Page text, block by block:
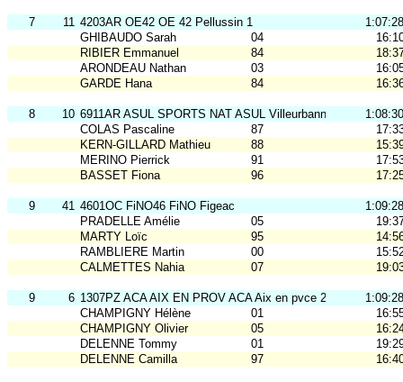
7 11 4203AR OE42 OE 42 Pellussin 1
1:07:28
GHIBAUDO Sarah
04
RIBIER Emmanuel
84
ARONDEAU Nathan
03
GARDE Hana
84
8 10 6911AR ASUL SPORTS NAT ASUL Villeurbanne 2
1:08:30
COLAS Pascaline
87
KERN-GILLARD Mathieu
88
MERINO Pierrick
91
BASSET Fiona
96
9 41 4601OC FiNO46 FiNO Figeac
1:09:28
PRADELLE Amélie
05
MARTY Loïc
95
RAMBLIERE Martin
00
CALMETTES Nahia
07
9 6 1307PZ ACA AIX EN PROV ACA Aix en pvce 2
1:09:28
CHAMPIGNY Hélène
01
CHAMPIGNY Olivier
05
DELENNE Tommy
01
DELENNE Camilla
97